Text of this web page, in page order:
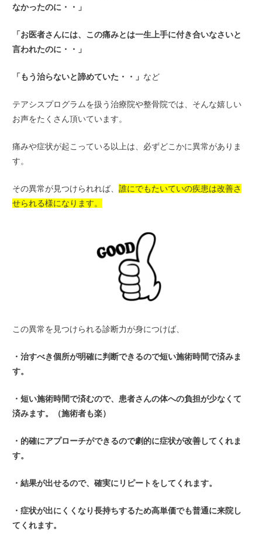
なかったのに・・」
「お医者さんには、この痛みとは一生上手に付き合いなさいと
言われたのに・・」
「もう治らないと諦めていた・・」 など
テアシスプログラムを扱う治療院や整骨院では、そんな嬉しい
お声をたくさん頂いています。
痛みや症状が起こっている以上は、必ずどこかに異常がありま
す。
その異常が見つけられれば、誰にでもたいていの疾患は改善さ
せられる様になります。
この異常を見つけられる診断力が身につけば、
・治すべき個所が明確に判断できるので短い施術時間で済みま
す。
・短い施術時間で済むので、患者さんの体への負担が少なくて
済みます。（施術者も楽）
・的確にアプローチができるので劇的に症状が改善してくれま
す。
・結果が出せるので、確実にリピートをしてくれます。
・症状が出にくくなり長持ちするため高単価でも普通に来院し
てくれます。